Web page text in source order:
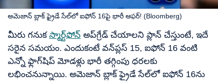
అమెజాన్​ బ్లాక్​ ఫ్రైడే సేల్​లో ఐఫోన్​ 16పై భారీ ఆఫర్​! (Bloomberg)
మీరు గనుక స్మార్ట్‌ఫోన్ అప్‌గ్రేడ్ చేయాలని ప్లాన్ చేస్తుంటే, ఇదే
సరైన సమయం. ఎందుకంటే వన్​ప్లస్ 15, ఐఫోన్ 16 వంటి
ఎన్నో ఫ్లాగ్‌షిప్ మోడళ్లు భారీ తగ్గింపు ధరలకు
లభించనున్నాయి. అమెజాన్ బ్లాక్ ఫ్రైడే సేల్‌లో ఐఫోన్ 16ను